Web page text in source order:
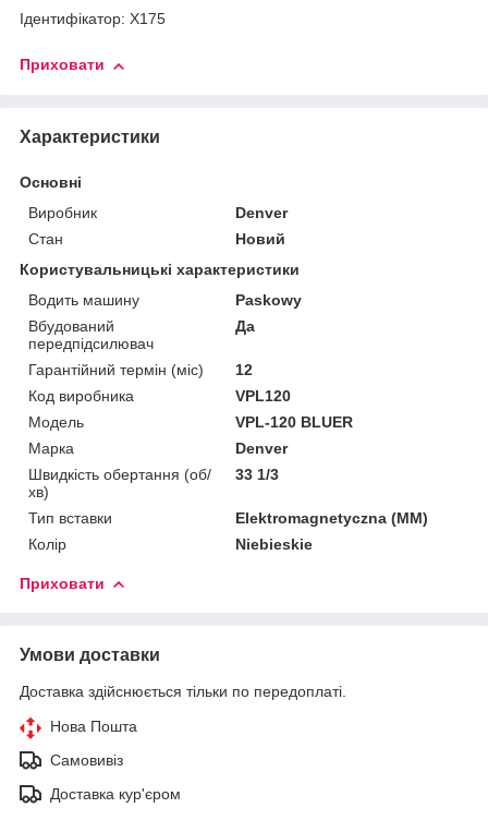
Ідентифікатор: X175
Приховати
Характеристики
Основні
Виробник
Denver
Стан
Новий
Користувальницькі характеристики
Водить машину
Paskowy
Вбудований
передпідсилювач
Да
Гарантійний термін (міс)
12
Код виробника
VPL120
Мoдель
VPL-120 BLUER
Марка
Denver
Швидкість обертання (об/
хв)
33 1/3
Тип вставки
Elektromagnetyczna (MM)
Колір
Niebieskie
Приховати
Умови доставки
Доставка здійснюється тільки по передоплаті.
Нова Пошта
Самовивіз
Доставка кур'єром